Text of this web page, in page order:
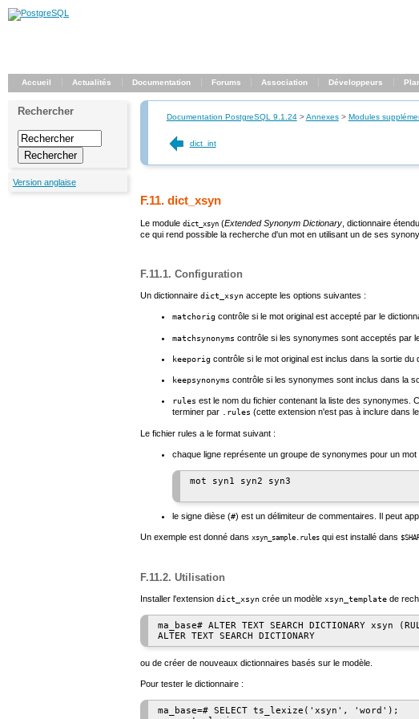
Accueil Actualités Documentation Forums Association Développeurs
Rechercher
Version anglaise
Documentation PostgreSQL 9.1.24>Annexes> Modules
dict_int
F.11. dict_xsyn
Le module dict_xsyn (Extended Synonym Dictionary , dictionnaire
ce qui rend possible la recherche d'un mot en utilisant un de ses
F.11.1. Configuration
Un dictionnaire dict_xsyn accepte les options suivantes :
matchorig contrôle si le mot original est accepté par le
matchsynonyms contrôle si les synonymes sont acceptés par
keeporig contrôle si le mot original est inclus dans la sortie du
keepsynonyms contrôle si les synonymes sont inclus dans la
rules est le nom du fichier contenant la liste des synonymes.
terminer par .rules (cette extension n'est pas à inclure dans
Le fichier rules a le format suivant :
chaque ligne représente un groupe de synonymes pour un
mot syn1 syn2 syn3
le signe dièse (#) est un délimiteur de commentaires. Il peut
Un exemple est donné dans xsyn_sample.rules qui est installé dans
F.11.2. Utilisation
Installer l'extension dict_xsyn crée un modèle xsyn_template de
ma_base# ALTER TEXT SEARCH DICTIONARY xsyn
ou de créer de nouveaux dictionnaires basés sur le modèle.
Pour tester le dictionnaire :
ma_base=# SELECT ts_lexize('xsyn', 'word');